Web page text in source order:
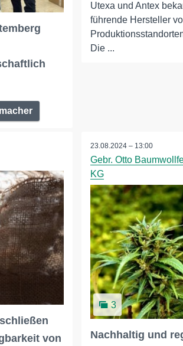
Utexa und Antex
führende Hersteller
Die ...
von
23.08.2024 – 13:00
Gebr. Otto
KG
3
Nachhaltig und